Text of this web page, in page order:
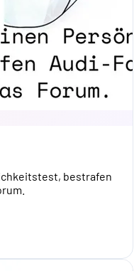
bestrafen